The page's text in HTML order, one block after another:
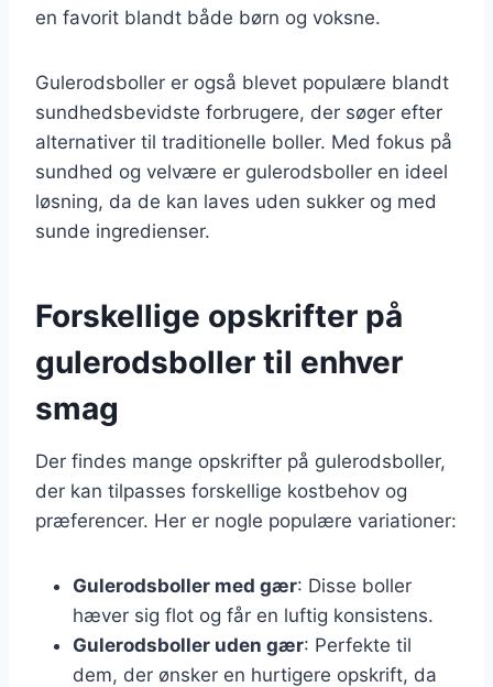
en favorit blandt både børn og voksne.
Gulerodsboller er også blevet populære blandt
sundhedsbevidste forbrugere, der søger efter
alternativer til traditionelle boller. Med fokus på
sundhed og velvære er gulerodsboller en ideel
løsning, da de kan laves uden sukker og med
sunde ingredienser.
Forskellige opskrifter på
gulerodsboller til enhver
smag
Der findes mange opskrifter på gulerodsboller,
der kan tilpasses forskellige kostbehov og
præferencer. Her er nogle populære variationer:
Gulerodsboller med gær: Disse boller
hæver sig flot og får en luftig konsistens.
Gulerodsboller uden gær: Perfekte til
dem, der ønsker en hurtigere opskrift, da